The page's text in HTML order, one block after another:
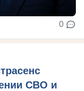
0
СВО и